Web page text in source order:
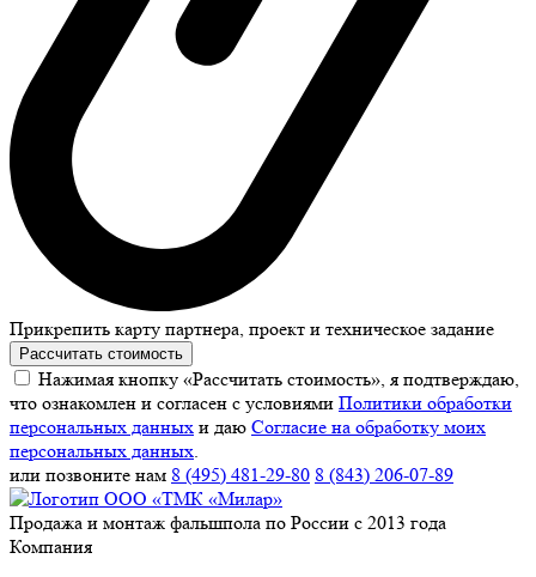
Прикрепить карту партнера, проект и техническое задание
Рассчитать стоимость
Нажимая кнопку «Рассчитать стоимость», я подтверждаю,
что ознакомлен и согласен с условиями Политики обработки
персональных данных и даю Согласие на обработку моих
персональных данных.
или позвоните нам 8 (495) 481-29-80 8 (843) 206-07-89
Продажа и монтаж фальшпола по России с 2013 года
Компания